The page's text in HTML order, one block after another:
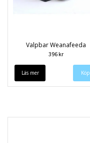
Valpbar Weanafeeda
396 kr
Läs mer Köp